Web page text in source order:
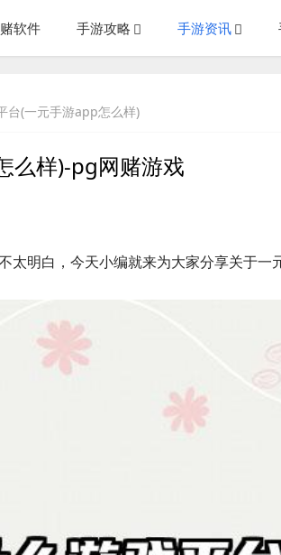
软件 手游攻略 手游资讯
台(一元手游app怎么样)
么样)-pg网赌游戏
太明白，今天小编就来为大家分享关于一